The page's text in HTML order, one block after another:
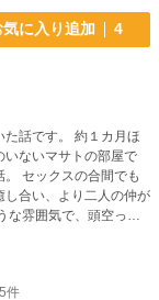
気に入り追加 4
話です。 約１カ月ほ
いないマサトの部屋で
も
し合い、より二人の仲が
な雰囲気で、頭空っぽ
件